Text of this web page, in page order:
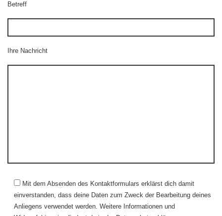
Betreff
Ihre Nachricht
Mit dem Absenden des Kontaktformulars erklärst dich damit
einverstanden, dass deine Daten zum Zweck der Bearbeitung deines
Anliegens verwendet werden. Weitere Informationen und